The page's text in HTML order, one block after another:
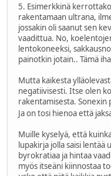
5. Esimerkkinä
rakentamaan ultrana,
jossakin oli saanut sen
vaadittua. No,
lentokoneeksi,
painotkin jotain.. Tämä
Mutta kaikesta
negatiivisesti. Itse olen
rakentamisesta. Sonexin
Ja on tosi hienoa että
Muille kyselyä, että
lupakirja jolla saisi lentää
byrokratiaa ja hintaa
myös itseäni kiinnostaa